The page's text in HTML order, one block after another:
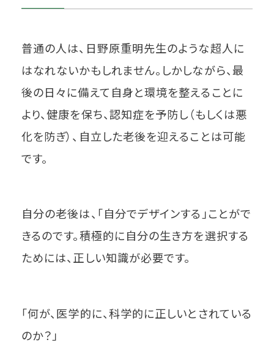
普通の人は、日野原重明先生のような超人に
はなれないかもしれません。しかしながら、最
後の日々に備えて自身と環境を整えることに
より、健康を保ち、認知症を予防し（もしくは悪
化を防ぎ）、自立した老後を迎えることは可能
です。
自分の老後は、「自分でデザインする」ことがで
きるのです。積極的に自分の生き方を選択する
ためには、正しい知識が必要です。
「何が、医学的に、科学的に正しいとされている
のか？」